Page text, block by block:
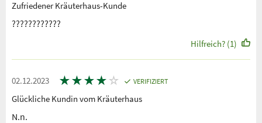
Zufriedener Kräuterhaus-Kunde
????????????
Hilfreich? (1)
02.12.2023 ★★★★ ☆ VERIFIZIERT
Glückliche Kundin vom Kräuterhaus
N.n.